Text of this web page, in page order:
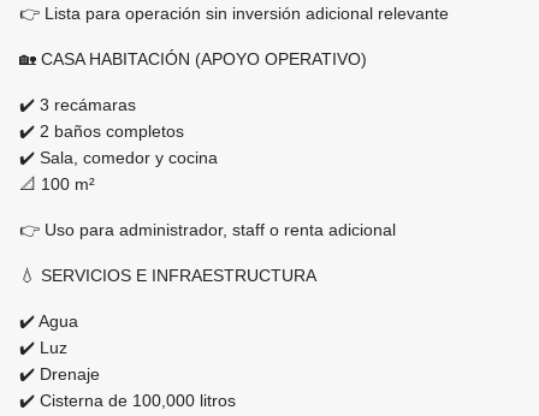
👉 Lista para operación sin inversión adicional relevante
🏡 CASA HABITACIÓN (APOYO OPERATIVO)
✔️ 3 recámaras
✔️ 2 baños completos
✔️ Sala, comedor y cocina
📐 100 m²
👉 Uso para administrador, staff o renta adicional
💧 SERVICIOS E INFRAESTRUCTURA
✔️ Agua
✔️ Luz
✔️ Drenaje
✔️ Cisterna de 100,000 litros